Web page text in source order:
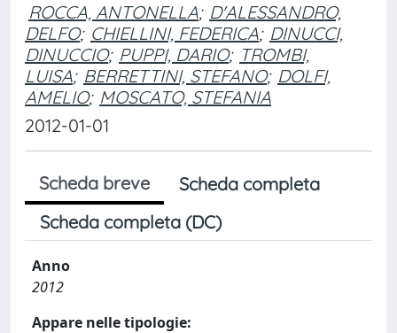
ROCCA, ANTONELLA; D'ALESSANDRO,
DELFO; CHIELLINI, FEDERICA; DINUCCI,
DINUCCIO; PUPPI, DARIO; TROMBI,
LUISA; BERRETTINI, STEFANO; DOLFI,
AMELIO; MOSCATO, STEFANIA
2012-01-01
Scheda breve
Scheda completa
Scheda completa (DC)
Anno
2012
Appare nelle tipologie: